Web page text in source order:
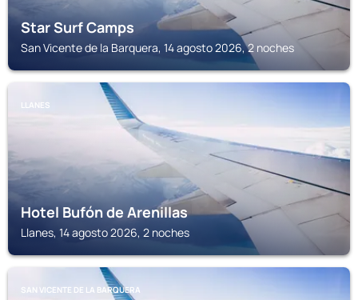
Star Surf Camps
San Vicente de la Barquera, 14 agosto 2026, 2 noches
LLANES
Hotel Bufón de Arenillas
Llanes, 14 agosto 2026, 2 noches
SAN VICENTE DE LA BARQUERA